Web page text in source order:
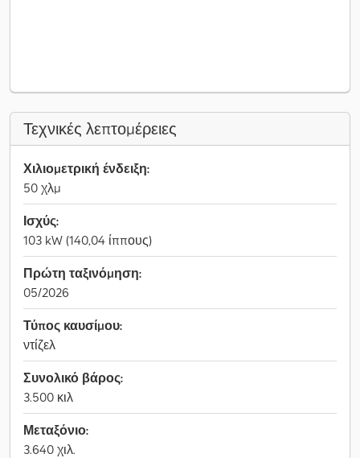
Τεχνικές λεπτομέρειες
Χιλιομετρική ένδειξη:
50 χλμ
Ισχύς:
103 kW (140,04 ίππους)
Πρώτη ταξινόμηση:
05/2026
Τύπος καυσίμου:
ντίζελ
Συνολικό βάρος:
3.500 κιλ
Μεταξόνιο:
3.640 χιλ.